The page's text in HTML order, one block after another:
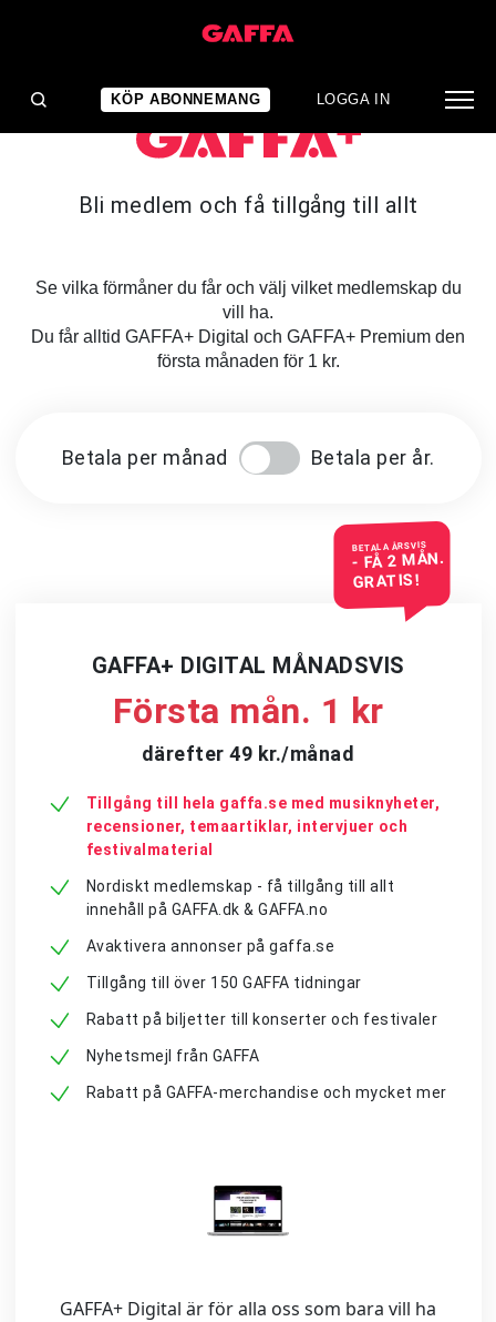
KÖP ABONNEMANG LOGGA IN
Bli medlem och få tillgång till allt
Se vilka förmåner du får och välj vilket medlemskap du
vill ha.
Du får alltid GAFFA+ Digital och GAFFA+ Premium den
första månaden för 1 kr.
Betala per månad Betala per år.
BETALA ÅRSVIS
- FÅ 2 MÅN.
GRATIS!
GAFFA+ DIGITAL MÅNADSVIS
Första mån. 1 kr
därefter 49 kr./månad
Tillgång till hela gaffa.se med musiknyheter,
recensioner, temaartiklar, intervjuer och
festivalmaterial
Nordiskt medlemskap - få tillgång till allt
innehåll på GAFFA.dk & GAFFA.no
Avaktivera annonser på gaffa.se
Tillgång till över 150 GAFFA tidningar
Rabatt på biljetter till konserter och festivaler
Nyhetsmejl från GAFFA
Rabatt på GAFFA-merchandise och mycket mer
GAFFA+ Digital är för alla oss som bara vill ha